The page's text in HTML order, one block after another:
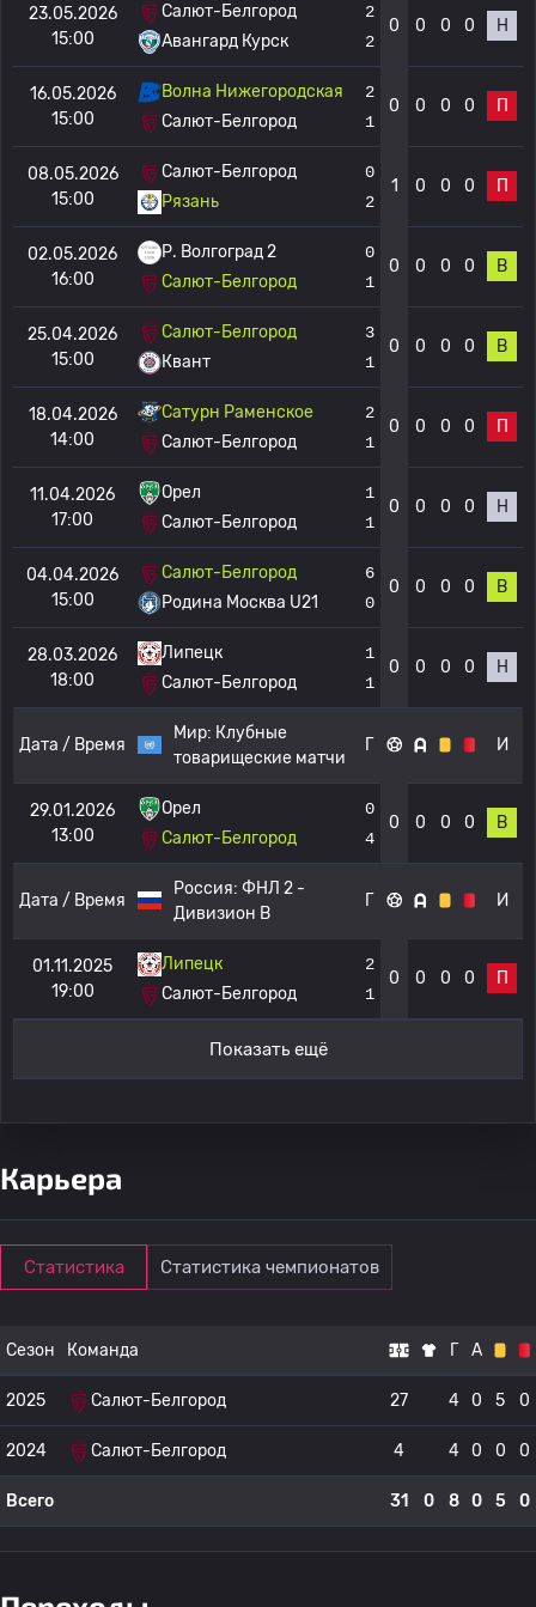
23.05.2026
15:00
Салют-Белгород
Авангард Курск
2
2
0 0 0 0 Н
16.05.2026
15:00
Волна Нижегородская
Салют-Белгород
2
1
0 0 0 0 П
08.05.2026
15:00
Салют-Белгород
Рязань
0
2
1 0 0 0 П
02.05.2026
16:00
Р. Волгоград 2
Салют-Белгород
0
1
0 0 0 0 В
25.04.2026
15:00
Салют-Белгород
Квант
3
1
0 0 0 0 В
18.04.2026
14:00
Сатурн Раменское
Салют-Белгород
2
1
0 0 0 0 П
11.04.2026
17:00
Орел
Салют-Белгород
1
1
0 0 0 0 Н
04.04.2026
15:00
Салют-Белгород
Родина Москва U21
6
0
0 0 0 0 В
28.03.2026
18:00
Липецк
Салют-Белгород
1
1
0 0 0 0 Н
Дата / Время
Мир: Клубные
товарищеские матчи
Г И
29.01.2026
13:00
Орел
Салют-Белгород
0
4
0 0 0 0 В
Дата / Время
Россия: ФНЛ 2 -
Дивизион B
Г И
01.11.2025
19:00
Липецк
Салют-Белгород
2
1
0 0 0 0 П
Показать ещё
Карьера
Статистика Статистика чемпионатов
Сезон Команда Г А
2025 Салют-Белгород 27 4 0 5 0
2024 Салют-Белгород 4 4 0 0 0
Всего 31 0 8 0 5 0